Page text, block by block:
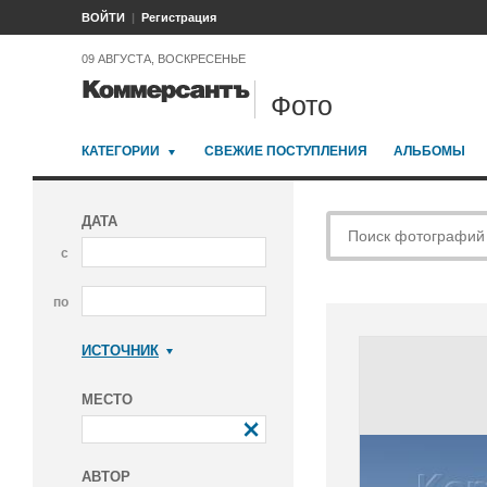
ВОЙТИ Регистрация
09 АВГУСТА, ВОСКРЕСЕНЬЕ
Фото
КАТЕГОРИИ СВЕЖИЕ ПОСТУПЛЕНИЯ АЛЬБОМЫ
ДАТА
с
по
ИСТОЧНИК
МЕСТО
АВТОР